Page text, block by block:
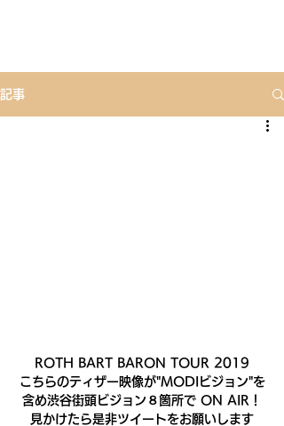
記事
ROTH BART BARON TOUR 2019
こちらのティザー映像が"MODIビジョン"を
含め渋谷街頭ビジョン８箇所で ON AIR！
見かけたら是非ツイートをお願いします